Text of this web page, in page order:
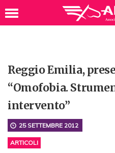
Reggio Emilia,
“Omofobia.
intervento”
25 SETTEMBRE 2012
ARTICOLI